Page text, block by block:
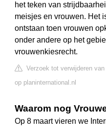
het teken van
meisjes en vrouwen. Het
ontstaan toen vrouwen
onder andere op het
vrouwenkiesrecht.
Verzoek tot verwijderen van
op planinternational.nl
Waarom nog
Op 8 maart vieren we